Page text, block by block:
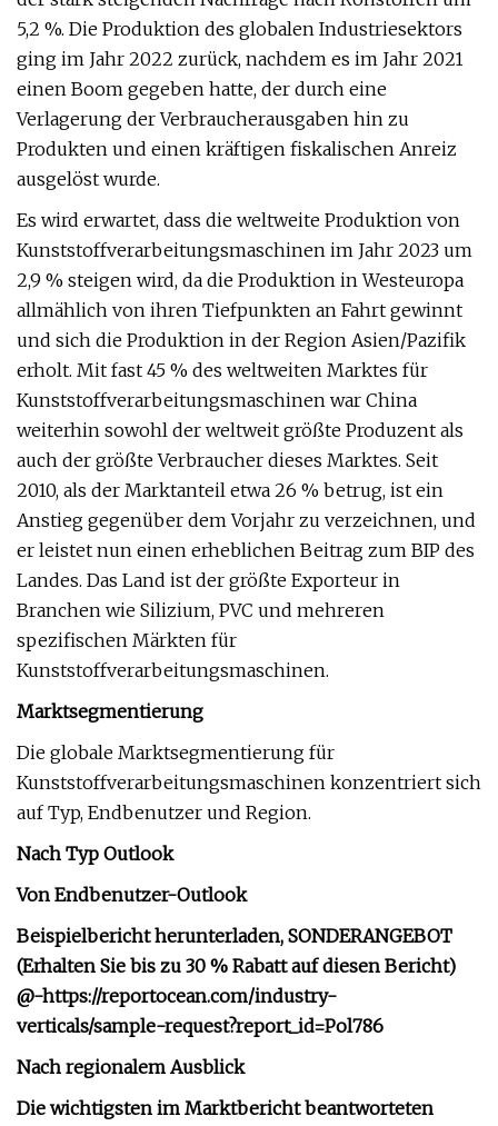
5,2 %. Die Produktion des globalen Industriesektors
ging im Jahr 2022 zurück, nachdem es im Jahr 2021
einen Boom gegeben hatte, der durch eine
Verlagerung der Verbraucherausgaben hin zu
Produkten und einen kräftigen fiskalischen Anreiz
ausgelöst wurde.
Es wird erwartet, dass die weltweite Produktion von
Kunststoffverarbeitungsmaschinen im Jahr 2023 um
2,9 % steigen wird, da die Produktion in Westeuropa
allmählich von ihren Tiefpunkten an Fahrt gewinnt
und sich die Produktion in der Region Asien/Pazifik
erholt. Mit fast 45 % des weltweiten Marktes für
Kunststoffverarbeitungsmaschinen war China
weiterhin sowohl der weltweit größte Produzent als
auch der größte Verbraucher dieses Marktes. Seit
2010, als der Marktanteil etwa 26 % betrug, ist ein
Anstieg gegenüber dem Vorjahr zu verzeichnen, und
er leistet nun einen erheblichen Beitrag zum BIP des
Landes. Das Land ist der größte Exporteur in
Branchen wie Silizium, PVC und mehreren
spezifischen Märkten für
Kunststoffverarbeitungsmaschinen.
Marktsegmentierung
Die globale Marktsegmentierung für
Kunststoffverarbeitungsmaschinen konzentriert sich
auf Typ, Endbenutzer und Region.
Nach Typ Outlook
Von Endbenutzer-Outlook
Beispielbericht herunterladen, SONDERANGEBOT
(Erhalten Sie bis zu 30 % Rabatt auf diesen Bericht)
@-https://reportocean.com/industry-
verticals/sample-request?report_id=Pol786
Nach regionalem Ausblick
Die wichtigsten im Marktbericht beantworteten